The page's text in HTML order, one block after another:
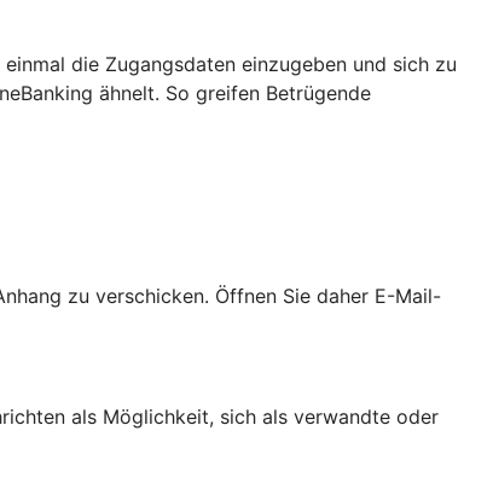
die Zugangsdaten einzugeben und sich zu
ähnelt. So greifen Betrügende
zu verschicken. Öffnen Sie daher E-Mail-
als Möglichkeit, sich als verwandte oder